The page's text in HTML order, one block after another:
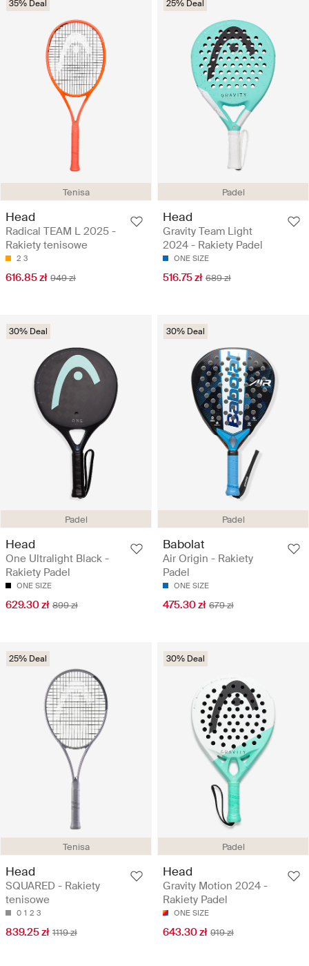
Tenisa
35% Deal
Head
Radical TEAM L 2025 -
Rakiety tenisowe
2 3
616.85 zł 949 zł
Padel
25% Deal
Head
Gravity Team Light
2024 - Rakiety Padel
ONE SIZE
516.75 zł 689 zł
Padel
30% Deal
Head
One Ultralight Black -
Rakiety Padel
ONE SIZE
629.30 zł 899 zł
Padel
30% Deal
Babolat
Air Origin - Rakiety
Padel
ONE SIZE
475.30 zł 679 zł
Tenisa
25% Deal
Head
SQUARED - Rakiety
tenisowe
0 1 2 3
839.25 zł 1119 zł
Padel
30% Deal
Head
Gravity Motion 2024 -
Rakiety Padel
ONE SIZE
643.30 zł 919 zł